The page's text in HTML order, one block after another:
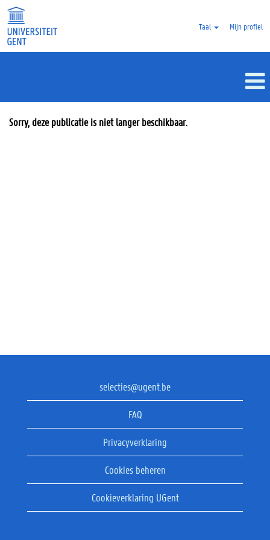
Taal Mijn profiel
Sorry, deze publicatie is niet langer beschikbaar.
selecties@ugent.be
FAQ
Privacyverklaring
Cookies beheren
Cookieverklaring UGent